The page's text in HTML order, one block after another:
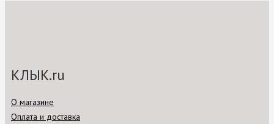
КЛЫК.ru
О магазине
Оплата и доставка